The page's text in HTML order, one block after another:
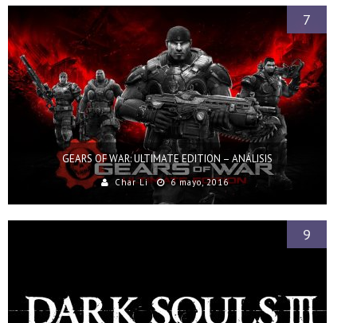
GEARS OF WAR: ULTIMATE EDITION – ANÁLISIS
Char Li 6 mayo, 2016
7
9